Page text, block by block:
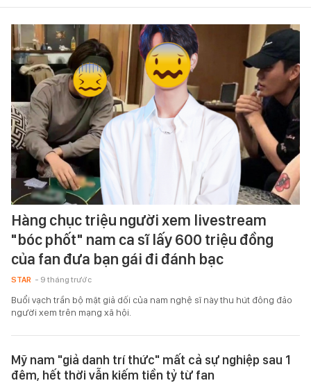
Hàng chục triệu người xem livestream
"bóc phốt" nam ca sĩ lấy 600 triệu đồng
của fan đưa bạn gái đi đánh bạc
STAR - 9 tháng trước
Buổi vạch trần bộ mặt giả dối của nam nghệ sĩ này thu hút đông đảo
người xem trên mạng xã hội.
Mỹ nam "giả danh trí thức" mất cả sự nghiệp sau 1
đêm, hết thời vẫn kiếm tiền tỷ từ fan